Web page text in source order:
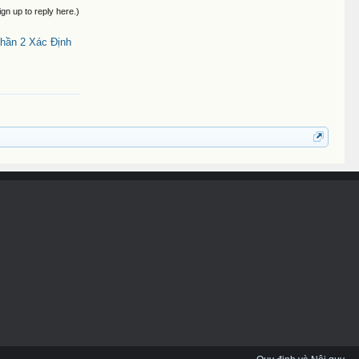
up to reply here.)
2 Xác Định